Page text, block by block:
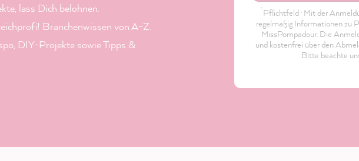
lass Dich belohnen.
Branchenwissen von A-Z.
DIY-Projekte sowie Tipps &
*Pflichtfeld · Mit der
regelmäßig Informationen zu
MissPompadour. Die
und kostenfrei über den
Bitte beachte